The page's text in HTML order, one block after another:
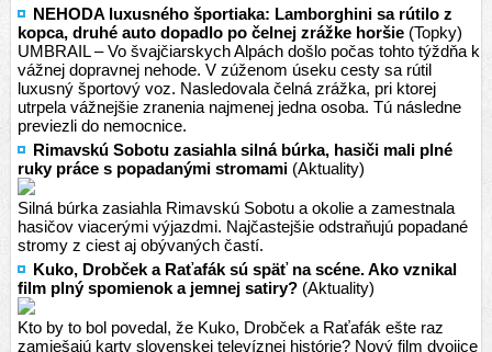
NEHODA luxusného športiaka: Lamborghini sa rútilo z
kopca, druhé auto dopadlo po čelnej zrážke horšie (Topky)
UMBRAIL – Vo švajčiarskych Alpách došlo počas tohto týždňa k
vážnej dopravnej nehode. V zúženom úseku cesty sa rútil
luxusný športový voz. Nasledovala čelná zrážka, pri ktorej
utrpela vážnejšie zranenia najmenej jedna osoba. Tú následne
previezli do nemocnice.
Rimavskú Sobotu zasiahla silná búrka, hasiči mali plné
ruky práce s popadanými stromami (Aktuality)
Silná búrka zasiahla Rimavskú Sobotu a okolie a zamestnala
hasičov viacerými výjazdmi. Najčastejšie odstraňujú popadané
stromy z ciest aj obývaných častí.
Kuko, Drobček a Raťafák sú späť na scéne. Ako vznikal
film plný spomienok a jemnej satiry? (Aktuality)
Kto by to bol povedal, že Kuko, Drobček a Raťafák ešte raz
zamiešajú karty slovenskej televíznej histórie? Nový film dvojice